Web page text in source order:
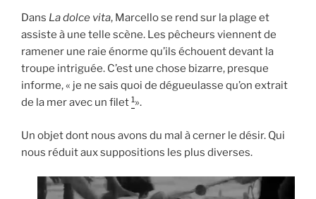
Dans La dolce vita, Marcello se rend sur la plage et
assiste à une telle scène. Les pêcheurs viennent de
ramener une raie énorme qu’ils échouent devant la
troupe intriguée. C’est une chose bizarre, presque
informe, « je ne sais quoi de dégueulasse qu’on extrait
de la mer avec un filet 1».
Un objet dont nous avons du mal à cerner le désir. Qui
nous réduit aux suppositions les plus diverses.